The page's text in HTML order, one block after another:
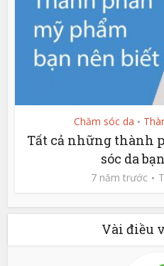
Chăm sóc da •
Tất cả những thành
sóc da
7 năm trước
Vài điều